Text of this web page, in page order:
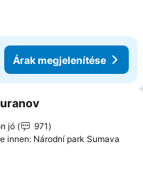
Árak megjelenítése
a kedvencekhez
jó
971
innen: Národní park Sumava